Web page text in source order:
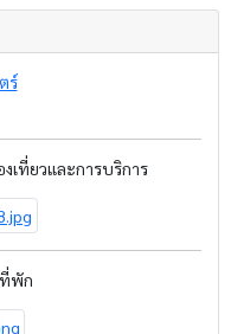
ร์
เที่ยวและการบริการ
ที่พัก